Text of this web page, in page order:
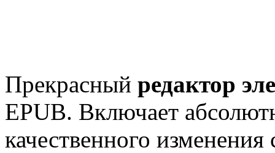
Прекрасный редактор
EPUB. Включает
качественного